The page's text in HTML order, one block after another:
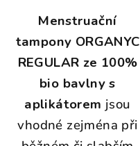
Menstruační
tampony ORGANYC
REGULAR ze 100%
bio bavlny s
aplikátorem jsou
vhodné zejména při